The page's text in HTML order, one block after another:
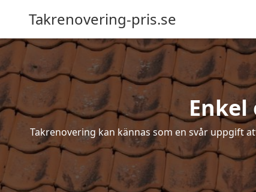
Takrenovering-pris.se
Takrenovering kan kännas som en svår uppgift